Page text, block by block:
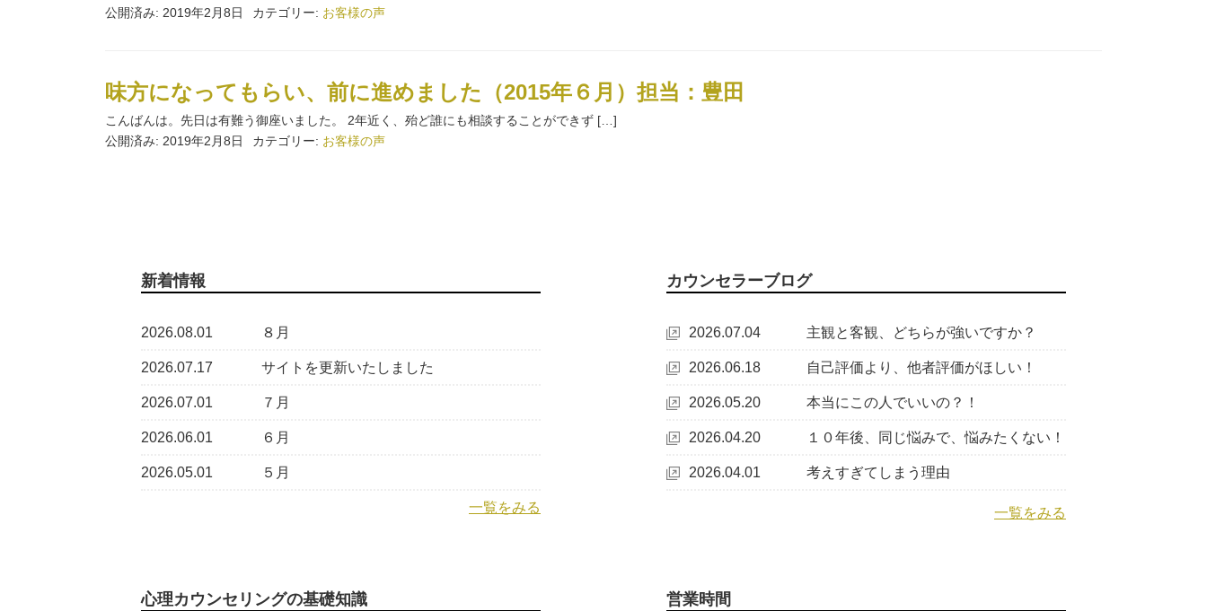
公開済み: 2019年2月8日
カテゴリー: お客様の声
味方になってもらい、前に進めました（2015年６月）担当：豊田
こんばんは。先日は有難う御座いました。 2年近く、殆ど誰にも相談することができず […]
公開済み: 2019年2月8日
カテゴリー: お客様の声
新着情報
2026.08.01 ８月
2026.07.17 サイトを更新いたしました
2026.07.01 ７月
2026.06.01 ６月
2026.05.01 ５月
一覧をみる
カウンセラーブログ
2026.07.04 主観と客観、どちらが強いですか？
2026.06.18 自己評価より、他者評価がほしい！
2026.05.20 本当にこの人でいいの？！
2026.04.20 １０年後、同じ悩みで、悩みたくない！
2026.04.01 考えすぎてしまう理由
一覧をみる
心理カウンセリングの基礎知識 営業時間